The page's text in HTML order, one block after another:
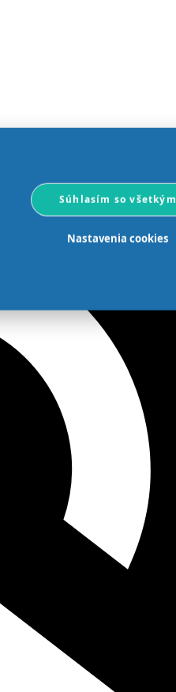
Súhlasím so všetkým
Nastavenia cookies